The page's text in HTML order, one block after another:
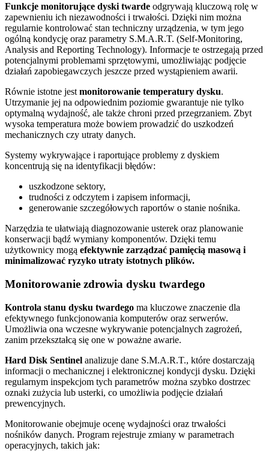
Funkcje monitorujące dyski twarde odgrywają kluczową rolę w
zapewnieniu ich niezawodności i trwałości. Dzięki nim można
regularnie kontrolować stan techniczny urządzenia, w tym jego
ogólną kondycję oraz parametry S.M.A.R.T. (Self-Monitoring,
Analysis and Reporting Technology). Informacje te ostrzegają przed
potencjalnymi problemami sprzętowymi, umożliwiając podjęcie
działań zapobiegawczych jeszcze przed wystąpieniem awarii.
Równie istotne jestmonitorowanie temperatury dysku.
Utrzymanie jej na odpowiednim poziomie gwarantuje nie tylko
optymalną wydajność, ale także chroni przed przegrzaniem. Zbyt
wysoka temperatura może bowiem prowadzić do uszkodzeń
mechanicznych czy utraty danych.
Systemy wykrywające i raportujące problemy z dyskiem
koncentrują się na identyfikacji błędów:
uszkodzone sektory,
trudności z odczytem i zapisem informacji,
generowanie szczegółowych raportów o stanie nośnika.
Narzędzia te ułatwiają diagnozowanie usterek oraz planowanie
konserwacji bądź wymiany komponentów. Dzięki temu
użytkownicy mogą efektywnie zarządzać pamięcią masową i
minimalizować ryzyko utraty istotnych plików.
Monitorowanie zdrowia dysku twardego
Kontrola stanu dysku twardego ma kluczowe znaczenie dla
efektywnego funkcjonowania komputerów oraz serwerów.
Umożliwia ona wczesne wykrywanie potencjalnych zagrożeń,
zanim przekształcą się one w poważne awarie.
Hard Disk Sentinel analizuje dane S.M.A.R.T., które dostarczają
informacji o mechanicznej i elektronicznej kondycji dysku. Dzięki
regularnym inspekcjom tych parametrów można szybko dostrzec
oznaki zużycia lub usterki, co umożliwia podjęcie działań
prewencyjnych.
Monitorowanie obejmuje ocenę wydajności oraz trwałości
nośników danych. Program rejestruje zmiany w parametrach
operacyjnych, takich jak: